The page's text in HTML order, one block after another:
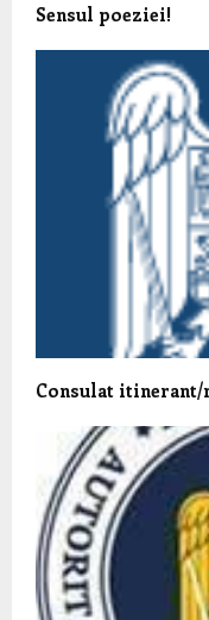
Sensul poeziei!
Consulat